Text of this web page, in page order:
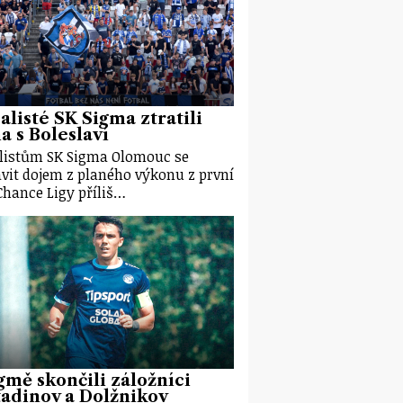
SK Sigma ztratili
s Boleslaví
SK Sigma Olomouc se
dojem z planého výkonu z první
Ligy příliš…
skončili záložníci
a Dolžnikov